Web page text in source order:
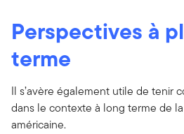
Perspectives à
terme
Il s’avère également utile de tenir
dans le contexte à long terme de
américaine.